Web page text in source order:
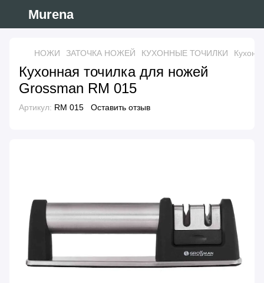
Murena
НОЖИ ЗАТОЧКА НОЖЕЙ КУХОННЫЕ ТОЧИЛКИ
Кухонная точилка для ножей
Grossman RM 015
Артикул: RM 015 Оставить отзыв